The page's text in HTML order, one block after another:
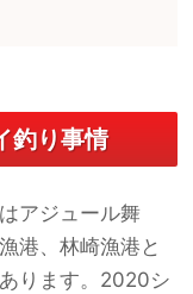
釣り事情
アジュール舞
港、林崎漁港と
ります。2020シ